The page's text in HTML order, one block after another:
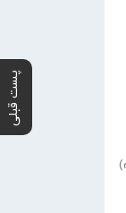
پست قبلی